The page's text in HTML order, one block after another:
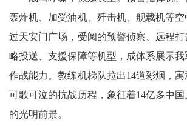
轰炸机、加受油机、歼击机、舰载机等
过天安门广场，受阅的预警侦察、远程
略投送、支援保障等机型，成体系展示
作战能力。教练机梯队拉出14道彩烟，
可歌可泣的抗战历程，象征着14亿多中
的光明前景。